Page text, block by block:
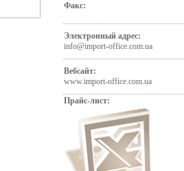
Факс:
Электронный адрес:
info@import-office.com.ua
Вебсайт:
www.import-office.com.ua
Прайс-лист: